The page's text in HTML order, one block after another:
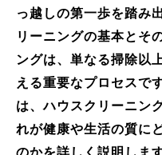
っ越しの第一歩を踏み
リーニングの基本とそ
ングは、単なる掃除以
える重要なプロセスで
は、ハウスクリーニン
れが健康や生活の質に
のかを詳しく説明しま